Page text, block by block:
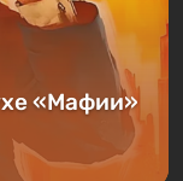
«Мафии»